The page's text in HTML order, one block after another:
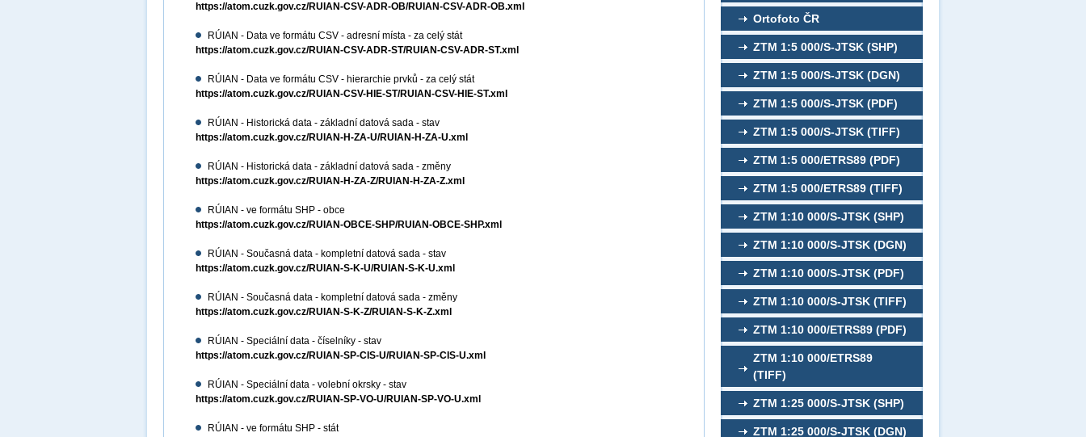
Ortofoto ČR
ZTM 1:5 000/S-JTSK (SHP)
ZTM 1:5 000/S-JTSK (DGN)
ZTM 1:5 000/S-JTSK (PDF)
ZTM 1:5 000/S-JTSK (TIFF)
ZTM 1:5 000/ETRS89 (PDF)
ZTM 1:5 000/ETRS89 (TIFF)
ZTM 1:10 000/S-JTSK (SHP)
ZTM 1:10 000/S-JTSK (DGN)
ZTM 1:10 000/S-JTSK (PDF)
ZTM 1:10 000/S-JTSK (TIFF)
ZTM 1:10 000/ETRS89 (PDF)
ZTM 1:10 000/ETRS89
(TIFF)
ZTM 1:25 000/S-JTSK (SHP)
ZTM 1:25 000/S-JTSK (DGN)
https://atom.cuzk.gov.cz/RUIAN-CSV-ADR-OB/RUIAN-CSV-ADR-OB.xml
RÚIAN - Data ve formátu CSV - adresní místa - za celý stát
https://atom.cuzk.gov.cz/RUIAN-CSV-ADR-ST/RUIAN-CSV-ADR-ST.xml
RÚIAN - Data ve formátu CSV - hierarchie prvků - za celý stát
https://atom.cuzk.gov.cz/RUIAN-CSV-HIE-ST/RUIAN-CSV-HIE-ST.xml
RÚIAN - Historická data - základní datová sada - stav
https://atom.cuzk.gov.cz/RUIAN-H-ZA-U/RUIAN-H-ZA-U.xml
RÚIAN - Historická data - základní datová sada - změny
https://atom.cuzk.gov.cz/RUIAN-H-ZA-Z/RUIAN-H-ZA-Z.xml
RÚIAN - ve formátu SHP - obce
https://atom.cuzk.gov.cz/RUIAN-OBCE-SHP/RUIAN-OBCE-SHP.xml
RÚIAN - Současná data - kompletní datová sada - stav
https://atom.cuzk.gov.cz/RUIAN-S-K-U/RUIAN-S-K-U.xml
RÚIAN - Současná data - kompletní datová sada - změny
https://atom.cuzk.gov.cz/RUIAN-S-K-Z/RUIAN-S-K-Z.xml
RÚIAN - Speciální data - číselníky - stav
https://atom.cuzk.gov.cz/RUIAN-SP-CIS-U/RUIAN-SP-CIS-U.xml
RÚIAN - Speciální data - volební okrsky - stav
https://atom.cuzk.gov.cz/RUIAN-SP-VO-U/RUIAN-SP-VO-U.xml
RÚIAN - ve formátu SHP - stát